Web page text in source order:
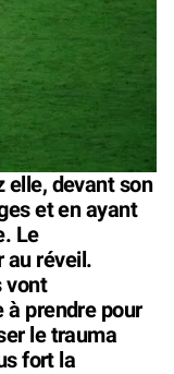
elle, devant son
et en ayant
Le
au réveil.
vont
à prendre pour
le trauma
fort la